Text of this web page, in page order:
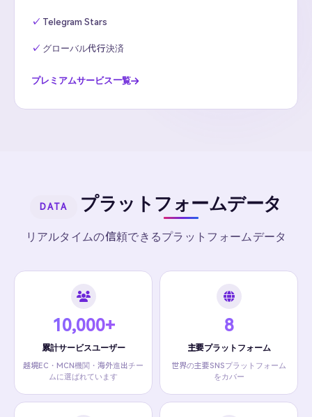
Telegram Stars
グローバル代行決済
プレミアムサービス一覧
DATA プラットフォームデータ
リアルタイムの信頼できるプラットフォームデータ
10,000+
累計サービスユーザー
越境EC・MCN機関・海外進出チー
ムに選ばれています
8
主要プラットフォーム
世界の主要SNSプラットフォーム
をカバー